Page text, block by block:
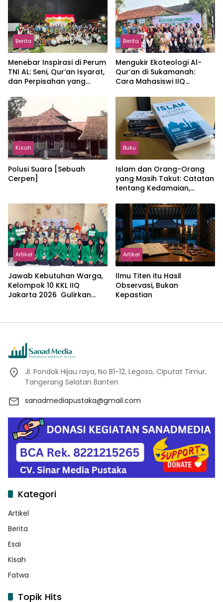
Berita
Menebar Inspirasi di Perum
TNI AL: Seni, Qur’an Isyarat,
dan Perpisahan yang
Berita
Mengukir Ekoteologi Al-
Qur’an di Sukamanah:
Cara Mahasiswi IIQ
Jonggol
Kisah
Polusi Suara [Sebuah
Cerpen]
Buku
Islam dan Orang-Orang
yang Masih Takut: Catatan
tentang Kedamaian,
dalam Pemikiran Masykuri
Abdillah
Artikel
Jawab Kebutuhan Warga,
Kelompok 10 KKL IIQ
Jakarta 2026 Gulirkan
Artikel
Ilmu Titen itu Hasil
Observasi, Bukan
Kepastian
Jl. Pondok Hijau raya, No B1-12, Legoso, CIputat Timur,
Tangerang Selatan Banten
sanadmediapustaka@gmail.com
Kategori
Artikel
Berita
Esai
Kisah
Fatwa
Topik Hits